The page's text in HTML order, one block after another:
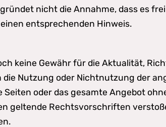
nicht die Annahme, dass es
entsprechenden Hinweis.
keine Gewähr für die Aktualität,
Nutzung oder Nichtnutzung der
oder das gesamte Angebot
geltende Rechtsvorschriften